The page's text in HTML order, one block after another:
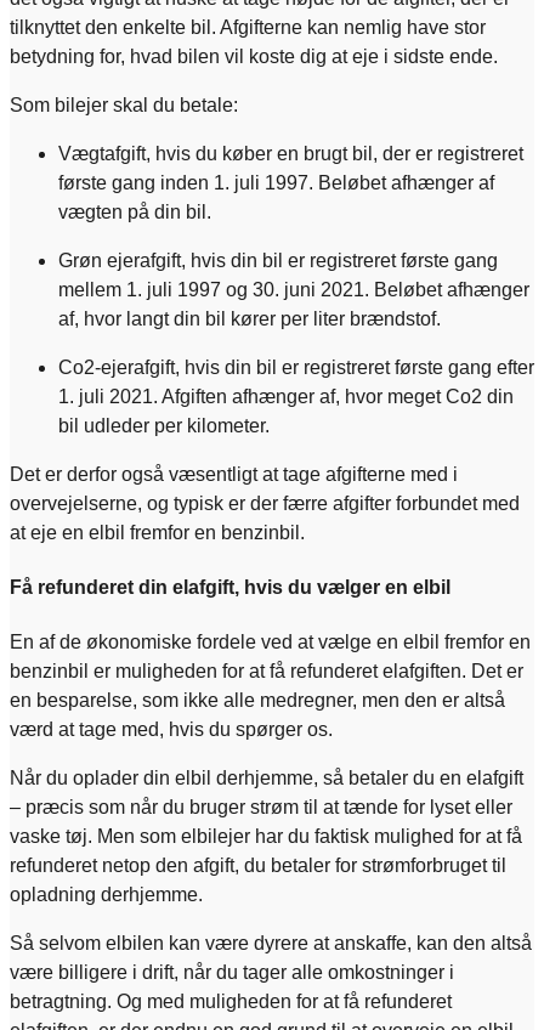
tilknyttet den enkelte bil. Afgifterne kan nemlig have stor
betydning for, hvad bilen vil koste dig at eje i sidste ende.
Som bilejer skal du betale:
Vægtafgift, hvis du køber en brugt bil, der er registreret
første gang inden 1. juli 1997. Beløbet afhænger af
vægten på din bil.
Grøn ejerafgift, hvis din bil er registreret første gang
mellem 1. juli 1997 og 30. juni 2021. Beløbet afhænger
af, hvor langt din bil kører per liter brændstof.
Co2-ejerafgift, hvis din bil er registreret første gang efter
1. juli 2021. Afgiften afhænger af, hvor meget Co2 din
bil udleder per kilometer.
Det er derfor også væsentligt at tage afgifterne med i
overvejelserne, og typisk er der færre afgifter forbundet med
at eje en elbil fremfor en benzinbil.
Få refunderet din elafgift, hvis du vælger en elbil
En af de økonomiske fordele ved at vælge en elbil fremfor en
benzinbil er muligheden for at få refunderet elafgiften. Det er
en besparelse, som ikke alle medregner, men den er altså
værd at tage med, hvis du spørger os.
Når du oplader din elbil derhjemme, så betaler du en elafgift
– præcis som når du bruger strøm til at tænde for lyset eller
vaske tøj. Men som elbilejer har du faktisk mulighed for at få
refunderet netop den afgift, du betaler for strømforbruget til
opladning derhjemme.
Så selvom elbilen kan være dyrere at anskaffe, kan den altså
være billigere i drift, når du tager alle omkostninger i
betragtning. Og med muligheden for at få refunderet